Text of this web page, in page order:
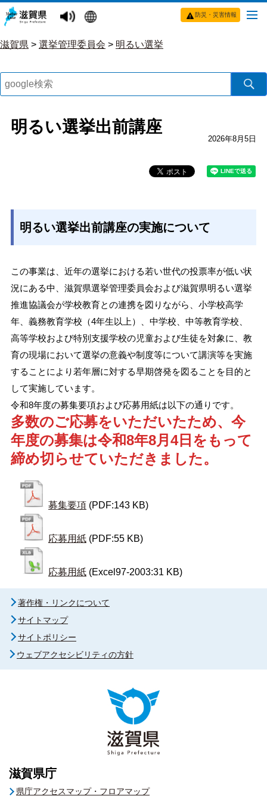
防災・災害情報
滋賀県 > 選挙管理委員会 > 明るい選挙
明るい選挙出前講座
2026年8月5日
明るい選挙出前講座の実施について
この事業は、近年の選挙における若い世代の投票率が低い状
況にある中、滋賀県選挙管理委員会および滋賀県明るい選挙
推進協議会が学校教育との連携を図りながら、小学校高学
年、義務教育学校（4年生以上）、中学校、中等教育学校、
高等学校および特別支援学校の児童および生徒を対象に、教
育の現場において選挙の意義や制度等について講演等を実施
することにより若年層に対する早期啓発を図ることを目的と
して実施しています。
令和8年度の募集要項および応募用紙は以下の通りです。
多数のご応募をいただいたため、今
年度の募集は令和8年8月4日をもって
締め切らせていただきました。
募集要項 (PDF:143 KB)
応募用紙 (PDF:55 KB)
応募用紙 (Excel97-2003:31 KB)
著作権・リンクについて
サイトマップ
サイトポリシー
ウェブアクセシビリティの方針
滋賀県庁
県庁アクセスマップ・フロアマップ